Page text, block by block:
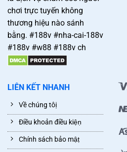
chơi trực tuyến không
thương hiệu nào sánh
bằng. #188v #nha-cai-188v
#188v #w88 #188v ch
LIÊN KẾT NHANH
Về chúng tôị
Điều khoản điều kiệṇ
Chính sách bảo mậṭ